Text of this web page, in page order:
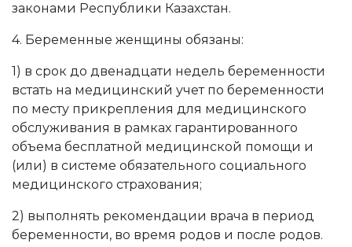
законами Республики Казахстан.
4. Беременные женщины обязаны:
1) в срок до двенадцати недель беременности
встать на медицинский учет по беременности
по месту прикрепления для медицинского
обслуживания в рамках гарантированного
объема бесплатной медицинской помощи и
(или) в системе обязательного социального
медицинского страхования;
2) выполнять рекомендации врача в период
беременности, во время родов и после родов.